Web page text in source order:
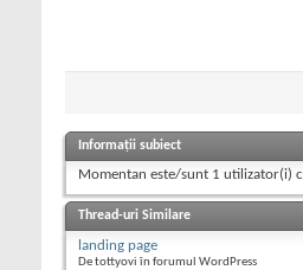
Informații subiect
Momentan este/sunt 1 utilizator(i)
Thread-uri Similare
landing page
De tottyovi în forumul WordPress